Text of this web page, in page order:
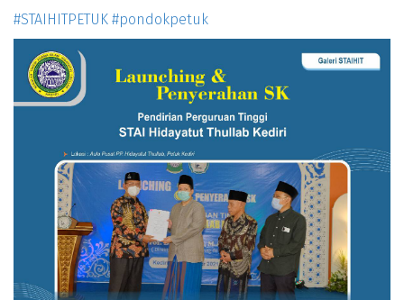
#STAIHITPETUK #pondokpetuk